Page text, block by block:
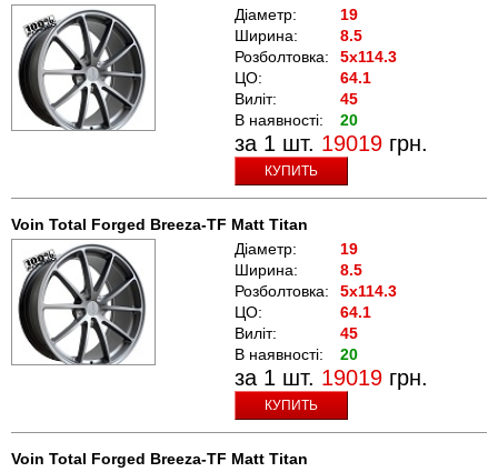
Діаметр:
19
Ширина:
8.5
Розболтовка:
5x114.3
ЦО:
64.1
Виліт:
45
В наявності:
20
за 1 шт. 19019 грн.
КУПИТЬ
Voin Total Forged Breeza-TF Matt Titan
Діаметр:
19
Ширина:
8.5
Розболтовка:
5x114.3
ЦО:
64.1
Виліт:
45
В наявності:
20
за 1 шт. 19019 грн.
КУПИТЬ
Voin Total Forged Breeza-TF Matt Titan